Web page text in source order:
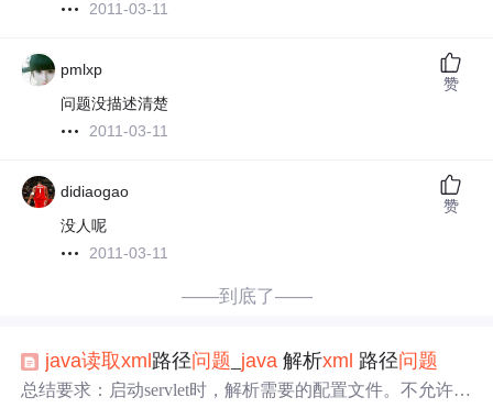
2011-03-11
pmlxp
问题没描述清楚
2011-03-11
赞
didiaogao
没人呢
2011-03-11
赞
——到底了——
java读取xml 路径问题 java 解析xml 路径问题
总结要求：启动servlet时，解析需要的配置文件。不允许用